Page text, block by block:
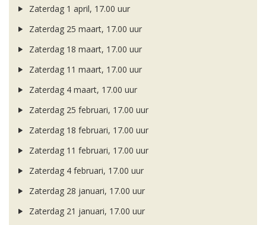
Zaterdag 1 april, 17.00 uur
Zaterdag 25 maart, 17.00 uur
Zaterdag 18 maart, 17.00 uur
Zaterdag 11 maart, 17.00 uur
Zaterdag 4 maart, 17.00 uur
Zaterdag 25 februari, 17.00 uur
Zaterdag 18 februari, 17.00 uur
Zaterdag 11 februari, 17.00 uur
Zaterdag 4 februari, 17.00 uur
Zaterdag 28 januari, 17.00 uur
Zaterdag 21 januari, 17.00 uur